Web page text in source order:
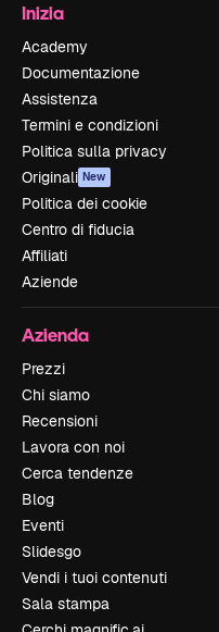
Inizia
Academy
Documentazione
Assistenza
Termini e condizioni
Politica sulla privacy
Originali New
Politica dei cookie
Centro di fiducia
Affiliati
Aziende
Azienda
Prezzi
Chi siamo
Recensioni
Lavora con noi
Cerca tendenze
Blog
Eventi
Slidesgo
Vendi i tuoi contenuti
Sala stampa